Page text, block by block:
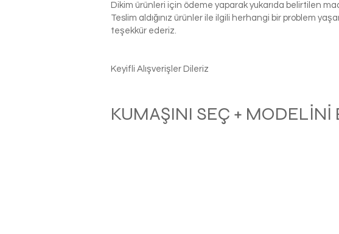
Dikim ürünleri için ödeme yaparak yukarıda belirtilen
Teslim aldığınız ürünler ile ilgili herhangi bir problem
teşekkür ederiz.
Keyifli Alışverişler Dileriz
KUMAŞINI SEÇ +